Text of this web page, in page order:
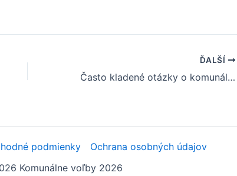
ĎALŠÍ
Často kladené otázky o komunálnych voľbách v obci Šalov
podmienky
Ochrana osobných údajov
Komunálne voľby 2026